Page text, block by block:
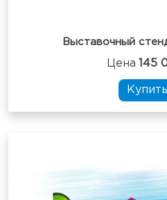
Выставочный
Цена 145
Купить